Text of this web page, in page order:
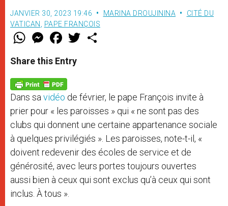
JANVIER 30, 2023 19:46 MARINA DROUJININA
CITÉ DU
VATICAN
PAPE FRANÇOIS
W
t
s
p
p
M
e
s
e
g
e
r
F
a
e
b
o
k
w
Share this Entry
Dans sa vidéo de février, le pape François invite à
prier pour « les paroisses » qui « ne sont pas des
clubs qui donnent une certaine appartenance sociale
à quelques privilégiés ». Les paroisses, note-t-il, «
doivent redevenir des écoles de service et de
générosité, avec leurs portes toujours ouvertes
aussi bien à ceux qui sont exclus qu’à ceux qui sont
inclus. À tous ».